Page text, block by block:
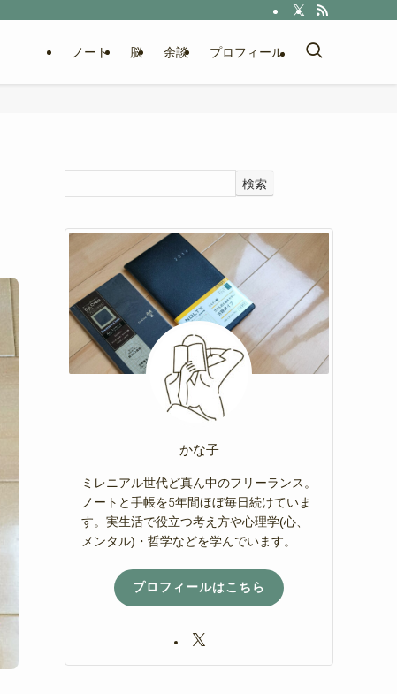
ノート 脳 余談 プロフィール
検索
かな子
ミレニアル世代ど真ん中のフリーランス。
ノートと手帳を5年間ほぼ毎日続けていま
す。実生活で役立つ考え方や心理学(心、
メンタル)・哲学などを学んでいます。
プロフィールはこちら